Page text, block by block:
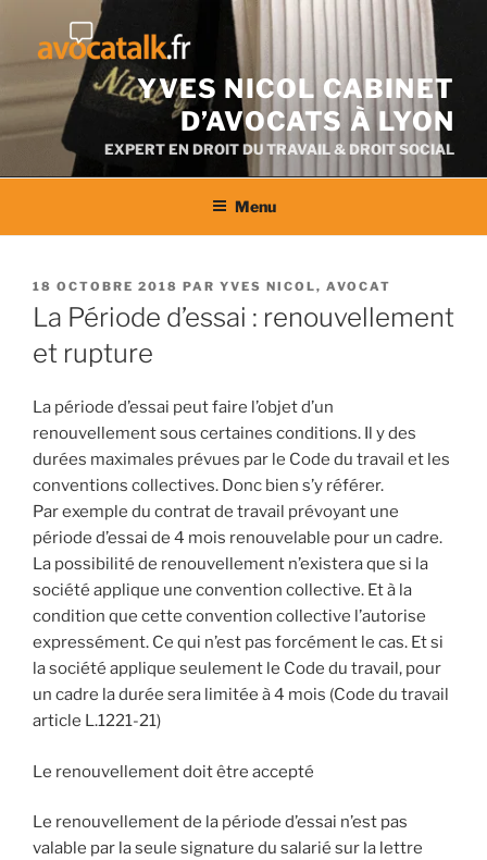
contenu
YVES NICOL CABINET
D’AVOCATS À LYON
EXPERT EN DROIT DU TRAVAIL & DROIT SOCIAL
Menu
PUBLIÉ
LE
18 OCTOBRE 2018 PAR YVES NICOL, AVOCAT
La Période d’essai : renouvellement
et rupture
La période d’essai peut faire l’objet d’un
renouvellement sous certaines conditions. Il y des
durées maximales prévues par le Code du travail et les
conventions collectives. Donc bien s’y référer.
Par exemple du contrat de travail prévoyant une
période d’essai de 4 mois renouvelable pour un cadre.
La possibilité de renouvellement n’existera que si la
société applique une convention collective. Et à la
condition que cette convention collective l’autorise
expressément. Ce qui n’est pas forcément le cas. Et si
la société applique seulement le Code du travail, pour
un cadre la durée sera limitée à 4 mois (Code du travail
article L.1221-21)
Le renouvellement doit être accepté
Le renouvellement de la période d’essai n’est pas
valable par la seule signature du salarié sur la lettre